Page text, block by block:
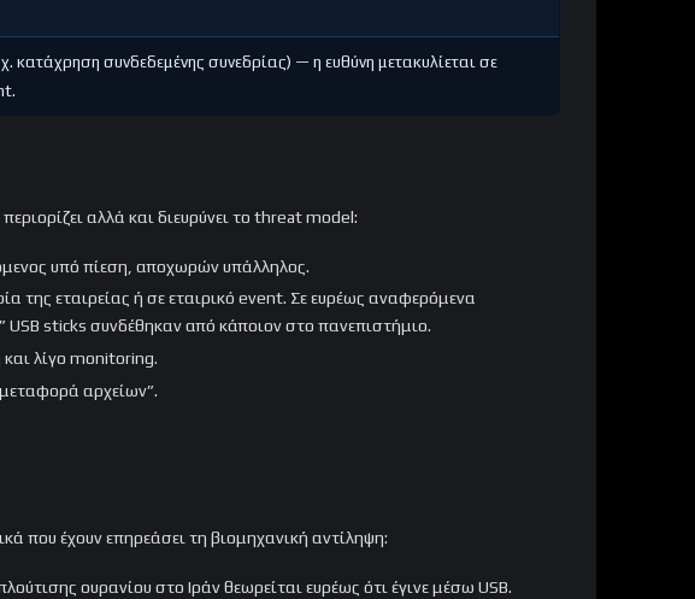
κατάχρηση συνδεδεμένης συνεδρίας) — η ευθύνη μετακυλίεται σε
αλλά και διευρύνει το threat model:
υπό πίεση, αποχωρών υπάλληλος.
της εταιρείας ή σε εταιρικό event. Σε ευρέως αναφερόμενα
USB sticks συνδέθηκαν από κάποιον στο πανεπιστήμιο.
λίγο monitoring.
αρχείων”.
που έχουν επηρεάσει τη βιομηχανική αντίληψη:
ουρανίου στο Ιράν θεωρείται ευρέως ότι έγινε μέσω USB.